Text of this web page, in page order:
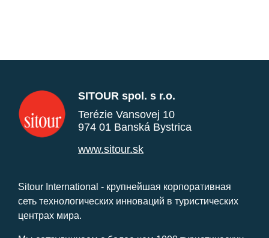
SITOUR spol. s r.o.
Terézie Vansovej 10
974 01 Banská Bystrica
www.sitour.sk
Sitour International - крупнейшая корпоративная
сеть технологических инноваций в туристических
центрах мира.